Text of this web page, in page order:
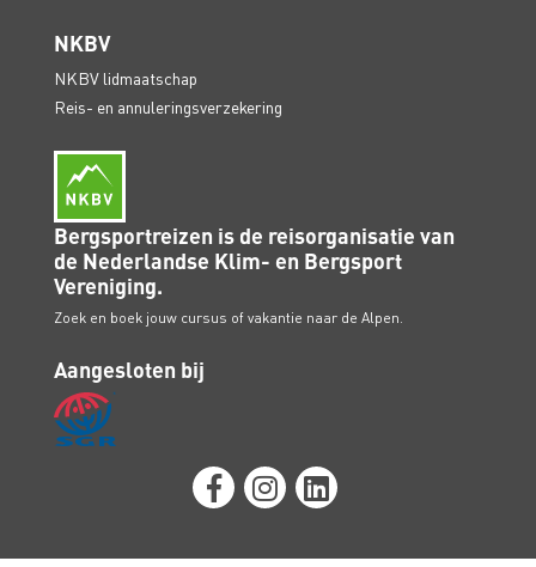
NKBV
NKBV lidmaatschap
Reis- en annuleringsverzekering
Bergsportreizen is de reisorganisatie van
de Nederlandse Klim- en Bergsport
Vereniging.
Zoek en boek jouw cursus of vakantie naar de Alpen.
Aangesloten bij